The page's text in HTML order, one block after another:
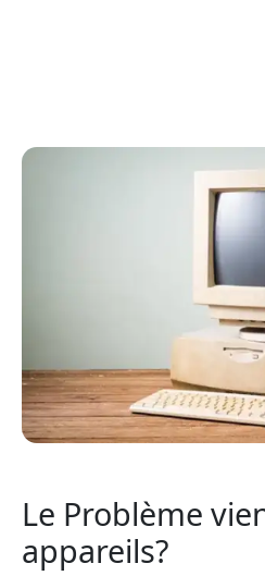
Le Problème
appareils?